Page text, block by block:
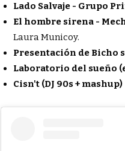
Lado Salvaje - Grupo
El hombre sirena -
Laura Municoy.
Presentación de Bicho
Laboratorio del sueño
Cisn't (DJ 90s + mashup)